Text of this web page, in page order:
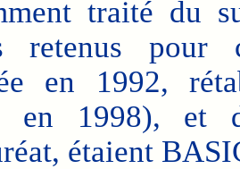
traité du
retenus
en 1992,
en 1998), et
étaient